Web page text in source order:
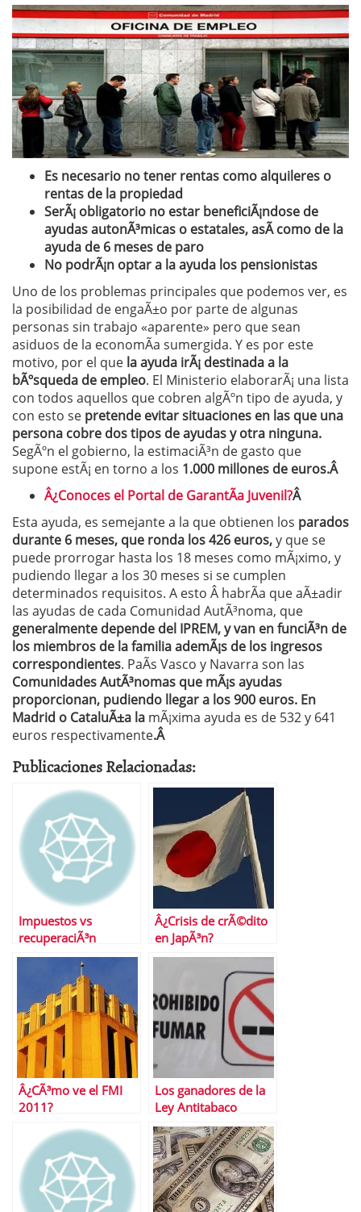
Es necesario no tener rentas como alquileres o
rentas de la propiedad
SerÃ¡ obligatorio no estar beneficiÃ¡ndose de
ayudas autonÃ³micas o estatales, asÃ­ como de la
ayuda de 6 meses de paro
No podrÃ¡n optar a la ayuda los pensionistas
Uno de los problemas principales que podemos ver, es
la posibilidad de engaÃ±o por parte de algunas
personas sin trabajo «aparente» pero que sean
asiduos de la economÃ­a sumergida. Y es por este
motivo, por el que la ayuda irÃ¡ destinada a la
bÃºsqueda de empleo. El Ministerio elaborarÃ¡ una lista
con todos aquellos que cobren algÃºn tipo de ayuda, y
con esto se pretende evitar situaciones en las que una
persona cobre dos tipos de ayudas y otra ninguna.
SegÃºn el gobierno, la estimaciÃ³n de gasto que
supone estÃ¡ en torno a los 1.000 millones de euros.Â
Â¿Conoces el Portal de GarantÃ­a Juvenil?Â
Esta ayuda, es semejante a la que obtienen los parados
durante 6 meses, que ronda los 426 euros,y que se
puede prorrogar hasta los 18 meses como mÃ¡ximo, y
pudiendo llegar a los 30 meses si se cumplen
determinados requisitos. A esto Â habrÃ­a que aÃ±adir
las ayudas de cada Comunidad AutÃ³noma, que
generalmente depende del IPREM, y van en funciÃ³n de
los miembros de la familia ademÃ¡s de los ingresos
correspondientes. PaÃ­s Vasco y Navarra son las
Comunidades AutÃ³nomas que mÃ¡s ayudas
proporcionan, pudiendo llegar a los 900 euros. En
Madrid o CataluÃ±a la mÃ¡xima ayuda es de 532 y 641
euros respectivamente.Â
Publicaciones Relacionadas:
Impuestos vs
recuperaciÃ³n
econÃ³mica
Â¿Crisis de crÃ©dito
en JapÃ³n?
Â¿CÃ³mo ve el FMI
2011?
Los ganadores de la
Ley Antitabaco